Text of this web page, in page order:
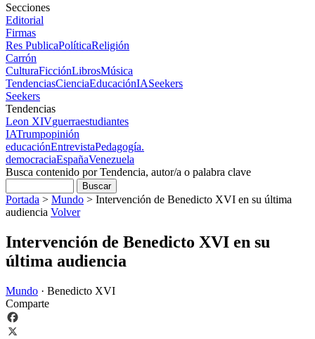
Secciones
Editorial
Firmas
Res PublicaPolíticaReligión
Carrón
CulturaFicciónLibrosMúsica
TendenciasCienciaEducaciónIASeekers
Seekers
Tendencias
Leon XIVguerraestudiantes
IATrumpopinión
educaciónEntrevistaPedagogía.
democraciaEspañaVenezuela
Busca contenido por Tendencia, autor/a o palabra clave
Portada > Mundo > Intervención de Benedicto XVI en su última
audiencia Volver
Intervención de Benedicto XVI en su
última audiencia
Mundo · Benedicto XVI
Comparte
Facebook